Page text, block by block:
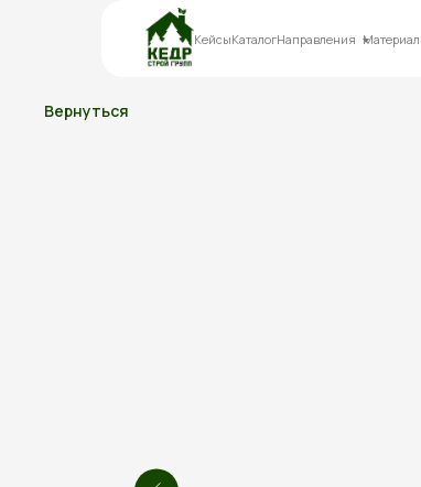
КейсыКаталогНаправления
Вернуться